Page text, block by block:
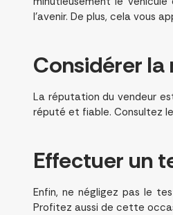
l’avenir. De plus, cela vous
Considérer la
La réputation du vendeur
réputé et fiable. Consultez
Effectuer un
Enfin, ne négligez pas le
Profitez aussi de cette